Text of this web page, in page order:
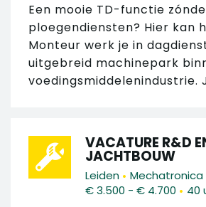
Een mooie TD-functie
ploegendiensten? Hier kan
Monteur werk je in
uitgebreid machinepark
voedingsmiddelenindustrie.
VACATURE R&D
JACHTBOUW
Leiden • Mechatronica
€ 3.500 - € 4.700 • 40